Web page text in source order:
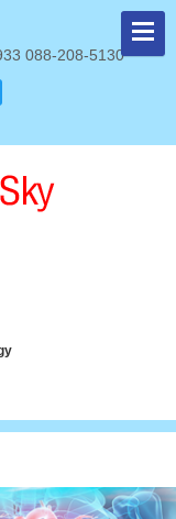
088-208-5130